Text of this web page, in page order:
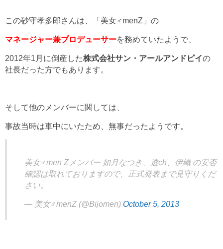
この砂守孝多郎さんは、「美女♂menZ」の
マネージャー兼プロデューサーを務めていたようで、
2012年1月に倒産した株式会社サン・アールアンドピイの
社長だった方でもあります。
そして他のメンバーに関しては、
事故当時は車中にいたため、無事だったようです。
美女♂men Zメンバー 如月なつき、透ch、伊織 の安否
確認は取れておりますので、正式発表まで見守りくだ
さい。
— 美女♂menZ (@Bijomen) October 5, 2013